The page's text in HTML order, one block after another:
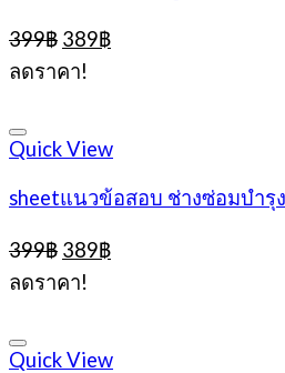
399฿ Original
price
was:
389฿Current
ลดราคา!
Quick View
sheetแนวข้อสอบ ช่างซ่อมบำรุ
399฿ Original
price
was:
389฿Current
ลดราคา!
Quick View